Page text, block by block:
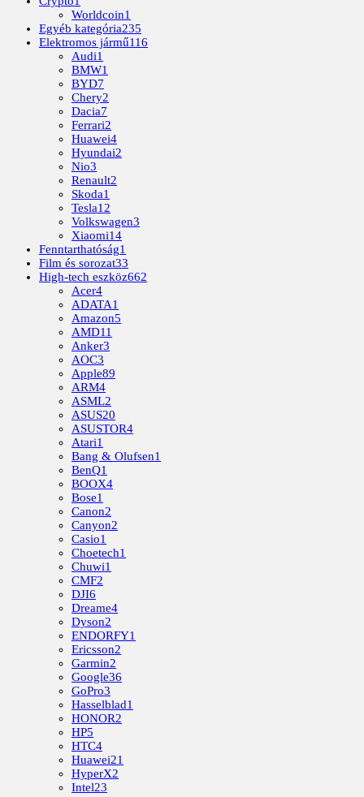
Worldcoin1
Egyéb kategória235
Elektromos jármű116
Audi1
BMW1
BYD7
Chery2
Dacia7
Ferrari2
Huawei4
Hyundai2
Nio3
Renault2
Skoda1
Tesla12
Volkswagen3
Xiaomi14
Fenntarthatóság1
Film és sorozat33
High-tech eszköz662
Acer4
ADATA1
Amazon5
AMD11
Anker3
AOC3
Apple89
ARM4
ASML2
ASUS20
ASUSTOR4
Atari1
Bang & Olufsen1
BenQ1
BOOX4
Bose1
Canon2
Canyon2
Casio1
Choetech1
Chuwi1
CMF2
DJI6
Dreame4
Dyson2
ENDORFY1
Ericsson2
Garmin2
Google36
GoPro3
Hasselblad1
HONOR2
HP5
HTC4
Huawei21
HyperX2
Intel23